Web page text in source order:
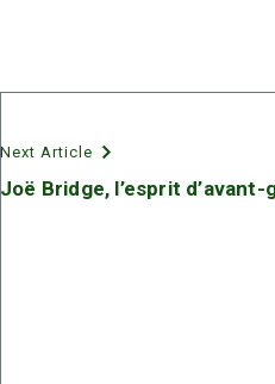
Next Article
Joë Bridge, l’esprit d’avant-